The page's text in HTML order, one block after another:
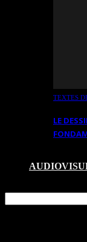
TEXTES
LE